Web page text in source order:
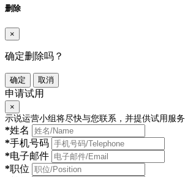
删除
×
确定删除吗？
确定 取消
申请试用
×
示说运营小组将尽快与您联系，并提供试用服务
*姓名
*手机号码
*电子邮件
*职位